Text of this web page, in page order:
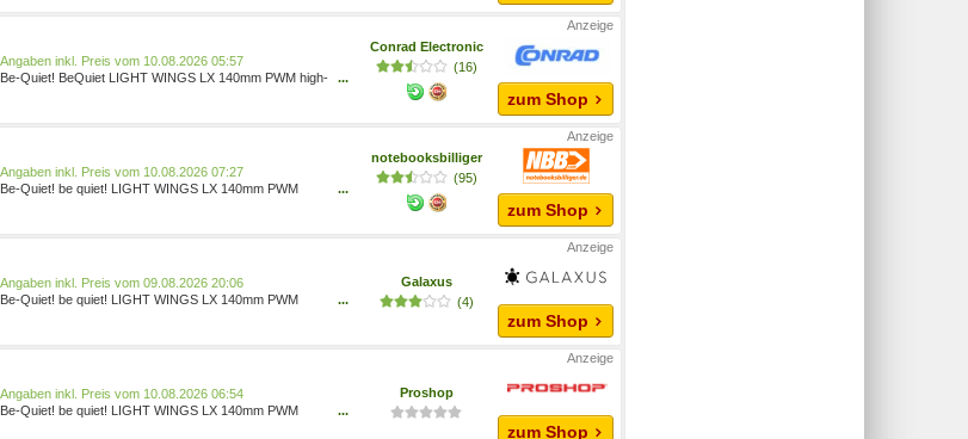
Preis vom 10.08.2026 05:57
Be-Quiet! BeQuiet LIGHT WINGS LX 140mm PWM high-
...
Conrad Electronic
(16)
zum Shop
Preis vom 10.08.2026 07:27
Be-Quiet! be quiet! LIGHT WINGS LX 140mm PWM
...
notebooksbilliger
(95)
zum Shop
Preis vom 09.08.2026 20:06
Be-Quiet! be quiet! LIGHT WINGS LX 140mm PWM
...
Galaxus
(4)
zum Shop
Preis vom 10.08.2026 06:54
Be-Quiet! be quiet! LIGHT WINGS LX 140mm PWM
...
Proshop
zum Shop